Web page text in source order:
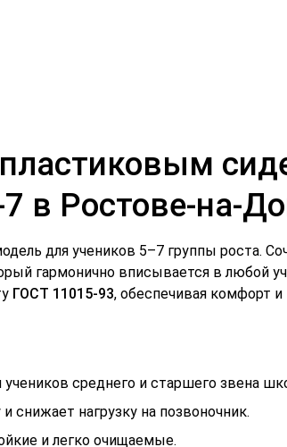
пластиковым
в Ростове-на-
для учеников 5–7 группы роста.
гармонично вписывается в любой
ГОСТ 11015-93, обеспечивая комфорт
среднего и старшего звена
снижает нагрузку на позвоночник.
и легко очищаемые.